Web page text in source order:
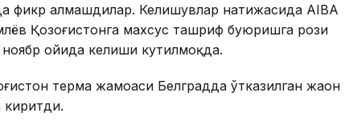
фикр алмашдилар. Келишувлар натижасида АIBA
Қозоғистонга махсус ташриф буюришга рози
ойида келиши кутилмоқда.
терма жамоаси Белградда ўтказилган жаҳон
киритди.